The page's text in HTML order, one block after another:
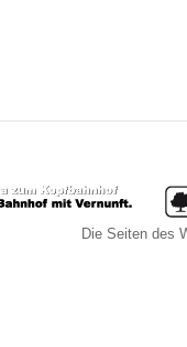
Die Seiten des